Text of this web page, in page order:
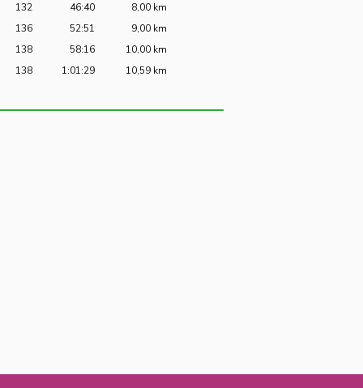
132 46:40
8,00 km
136 52:51
9,00 km
138 58:16
10,00 km
138 1:01:29 10,59 km